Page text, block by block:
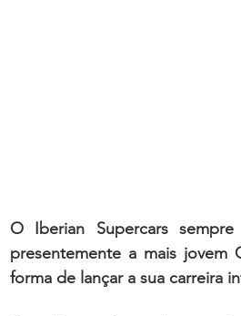
O Iberian Supercars
presentemente a mais
forma de lançar a sua carreira